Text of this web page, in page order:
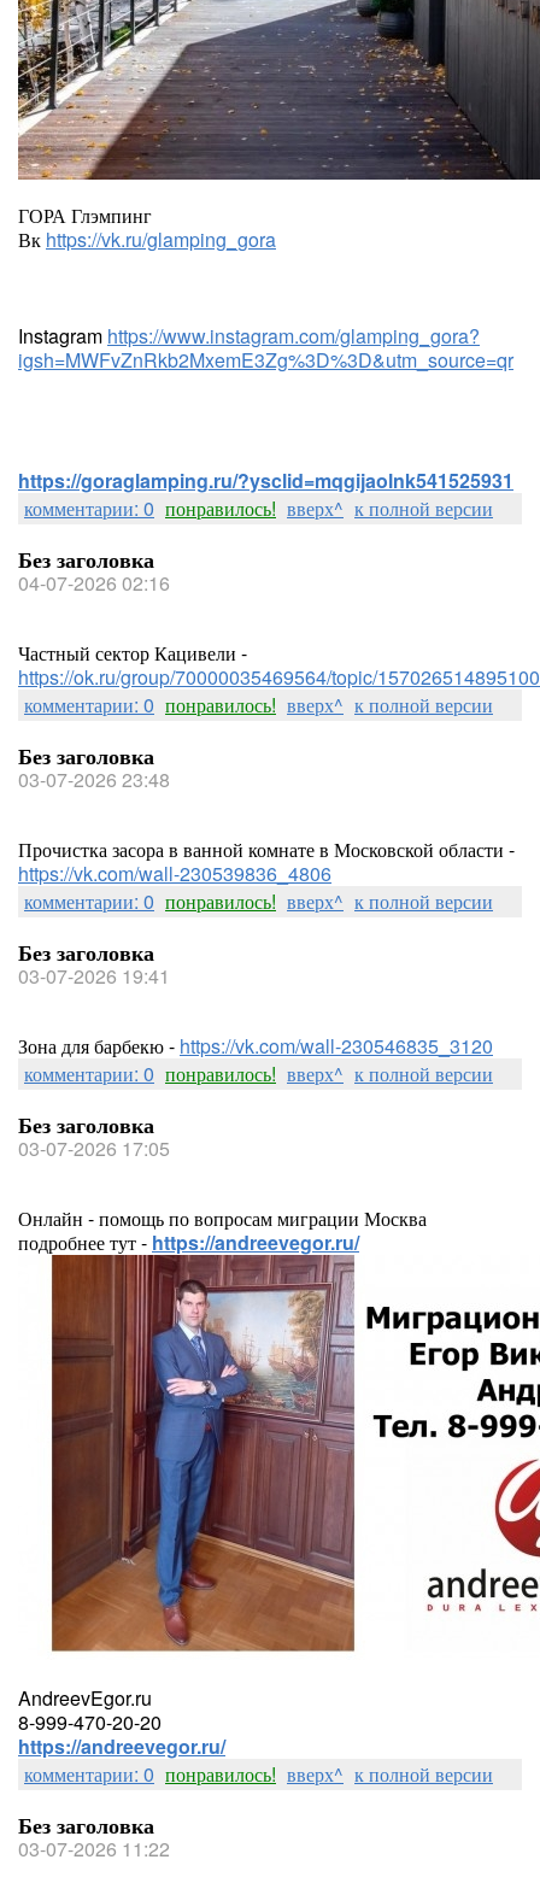
ГОРА Глэмпинг
Вк https://vk.ru/glamping_gora
Instagram https://www.instagram.com/glamping_gora?
igsh=MWFvZnRkb2MxemE3Zg%3D%3D&utm_source=qr
https://goraglamping.ru/?ysclid=mqgijaolnk541525931
комментарии: 0 понравилось! вверх^ к полной версии
Без заголовка
04-07-2026 02:16
Частный сектор Кацивели -
https://ok.ru/group/70000035469564/topic/157026514895100
комментарии: 0 понравилось! вверх^ к полной версии
Без заголовка
03-07-2026 23:48
Прочистка засора в ванной комнате в Московской области -
https://vk.com/wall-230539836_4806
комментарии: 0 понравилось! вверх^ к полной версии
Без заголовка
03-07-2026 19:41
Зона для барбекю - https://vk.com/wall-230546835_3120
комментарии: 0 понравилось! вверх^ к полной версии
Без заголовка
03-07-2026 17:05
Онлайн - помощь по вопросам миграции Москва
подробнее тут - https://andreevegor.ru/
AndreevEgor.ru
8-999-470-20-20
https://andreevegor.ru/
комментарии: 0 понравилось! вверх^ к полной версии
Без заголовка
03-07-2026 11:22